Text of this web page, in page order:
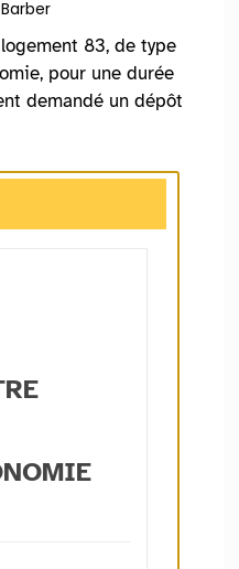
83, de type
pour une durée
demandé un dépôt